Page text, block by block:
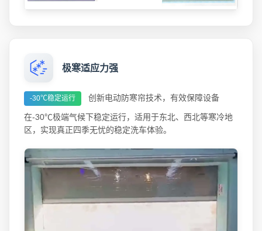
极寒适应力强
-30℃稳定运行 创新电动防寒帘技术，有效保障设备
在-30℃极端气候下稳定运行，适用于东北、西北等寒冷地
区，实现真正四季无忧的稳定洗车体验。